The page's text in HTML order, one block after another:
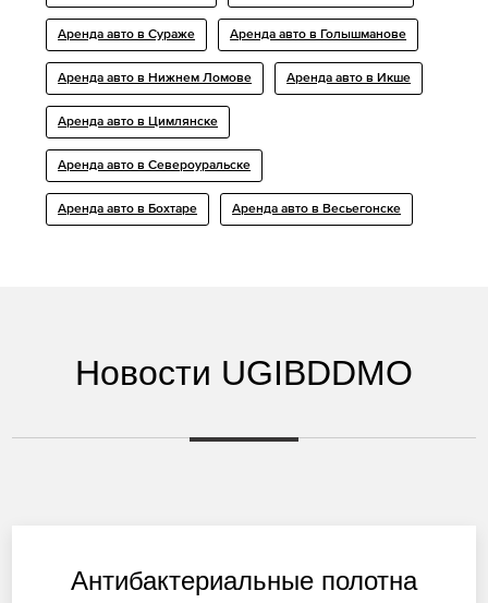
Аренда авто в Сураже Аренда авто в Голышманове
Аренда авто в Нижнем Ломове Аренда авто в Икше
Аренда авто в Цимлянске
Аренда авто в Североуральске
Аренда авто в Бохтаре Аренда авто в Весьегонске
Новости UGIBDDMO
Антибактериальные полотна